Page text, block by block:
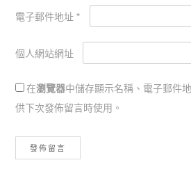
電子郵件地址 *
個人網站網址
在瀏覽器中儲存顯示名稱、電子郵件
供下次發佈留言時使用。